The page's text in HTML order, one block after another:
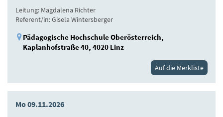
Leitung: Magdalena Richter
Referent/in: Gisela Wintersberger
Pädagogische Hochschule Oberösterreich,
Kaplanhofstraße 40, 4020 Linz
Auf die Merkliste
Mo 09.11.2026